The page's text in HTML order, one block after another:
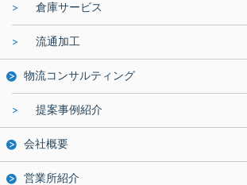
倉庫サービス
流通加工
物流コンサルティング
提案事例紹介
会社概要
営業所紹介